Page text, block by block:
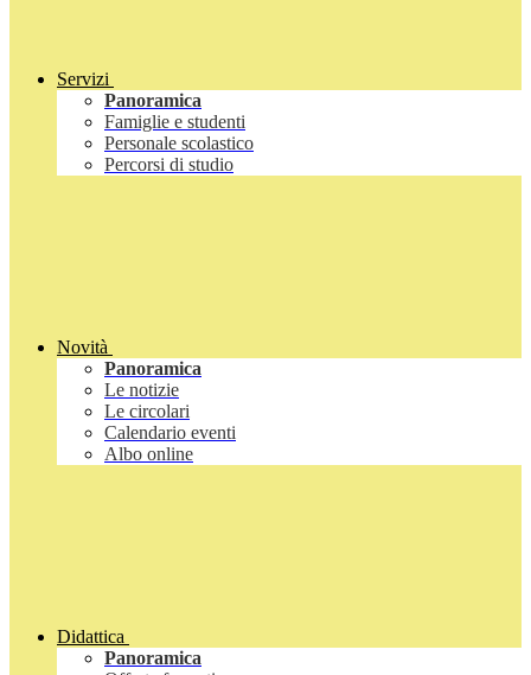
Servizi
Panoramica
Famiglie e studenti
Personale scolastico
Percorsi di studio
Novità
Panoramica
Le notizie
Le circolari
Calendario eventi
Albo online
Didattica
Panoramica